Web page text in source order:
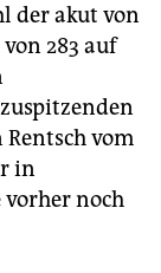
der akut von
283 auf
vom
in
noch